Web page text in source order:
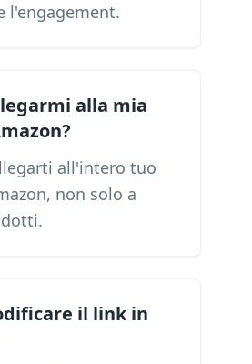
l'engagement.
alla mia
all'intero tuo
non solo a
il link in